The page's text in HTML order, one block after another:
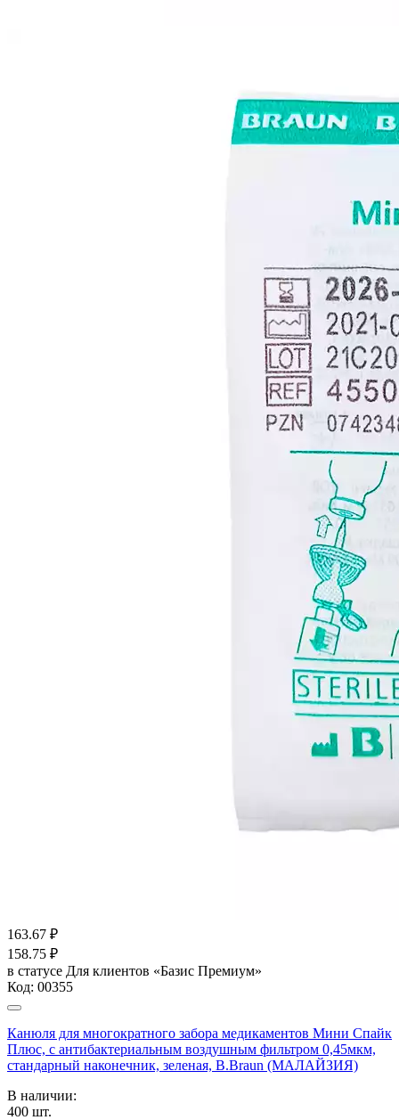
163.67 ₽
158.75 ₽
в статусе Для клиентов «Базис Премиум»
Код: 00355
Канюля для многократного забора медикаментов Мини Спайк
Плюс, с антибактериальным воздушным фильтром 0,45мкм,
стандарный наконечник, зеленая, B.Braun (МАЛАЙЗИЯ)
В наличии:
400 шт.